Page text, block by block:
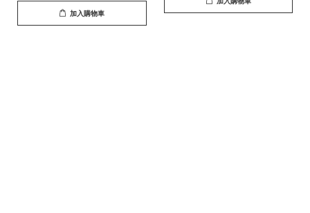
加入購物車